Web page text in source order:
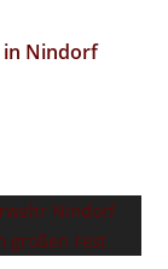
in Nindorf